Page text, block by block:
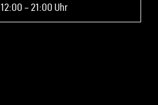
12:00 – 21:00 Uhr